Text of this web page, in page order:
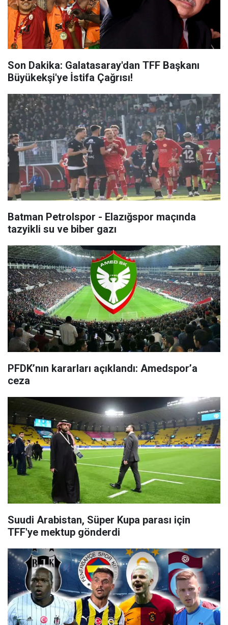
Son Dakika: Galatasaray'dan TFF Başkanı
Büyükekşi'ye İstifa Çağrısı!
Batman Petrolspor - Elazığspor maçında
tazyikli su ve biber gazı
PFDK’nın kararları açıklandı: Amedspor’a
ceza
Suudi Arabistan, Süper Kupa parası için
TFF'ye mektup gönderdi